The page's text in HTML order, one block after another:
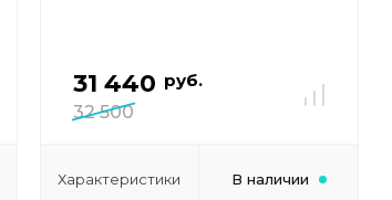
31 440 руб.
32 500
Характеристики В наличии